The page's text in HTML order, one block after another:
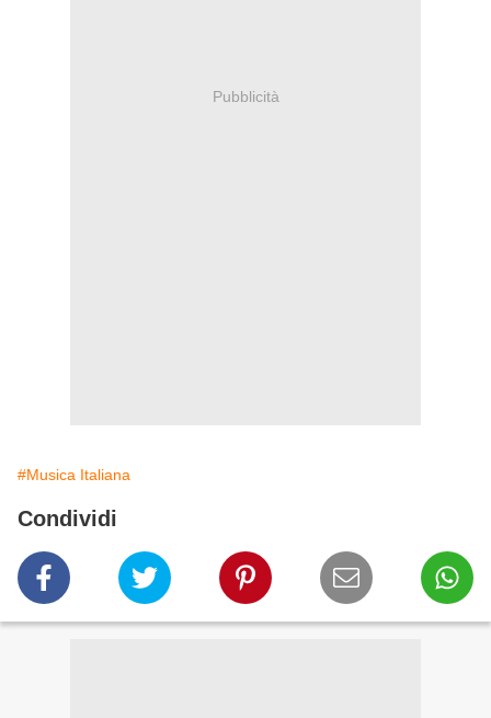
Pubblicità
#Musica Italiana
Condividi